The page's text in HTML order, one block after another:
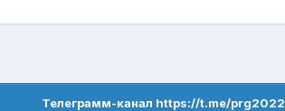
Телеграмм-канал https://t.me/prg2022